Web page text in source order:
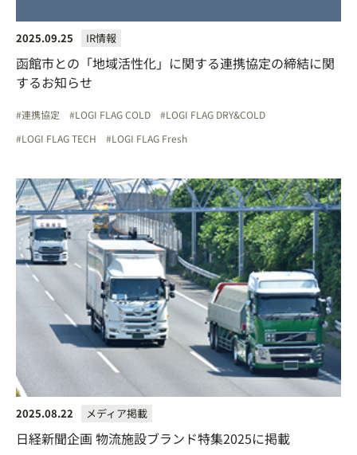
2025.09.25 IR情報
函館市との「地域活性化」に関する連携協定の締結に関
するお知らせ
連携協定 LOGI FLAG COLD
LOGI FLAG DRY&COLD
LOGI FLAG TECH
LOGI FLAG Fresh
2025.08.22 メディア掲載
日経新聞企画 物流施設ブランド特集2025に掲載